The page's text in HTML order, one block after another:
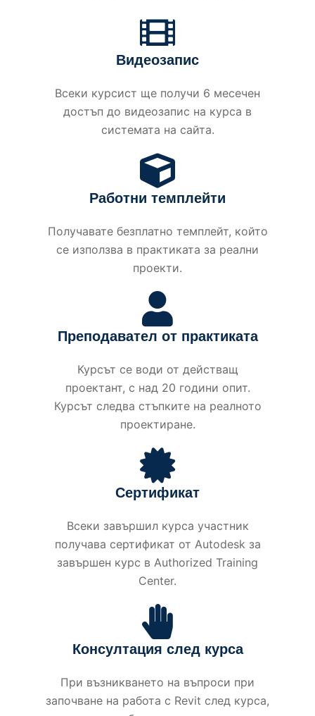
Видеозапис
Всеки курсист ще получи 6 месечен
достъп до видеозапис на курса в
системата на сайта.
Работни темплейти
Получавате безплатно темплейт, който
се използва в практиката за реални
проекти.
Преподавател от практиката
Курсът се води от действащ
проектант, с над 20 години опит.
Курсът следва стъпките на реалното
проектиране.
Сертификат
Всеки завършил курса участник
получава сертификат от Autodesk за
завършен курс в Authorized Training
Center.
Консултация след курса
При възникването на въпроси при
започване на работа с Revit след курса,